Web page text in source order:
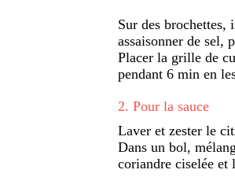
Sur des brochettes,
assaisonner de sel,
Placer la grille de
pendant 6 min en
2. Pour la sauce
Laver et zester le
Dans un bol,
coriandre ciselée et